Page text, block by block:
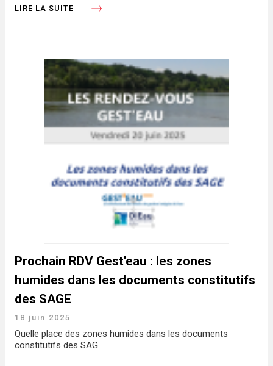
LIRE LA SUITE
Prochain RDV Gest'eau : les zones
humides dans les documents constitutifs
des SAGE
18 juin 2025
Quelle place des zones humides dans les documents
constitutifs des SAG